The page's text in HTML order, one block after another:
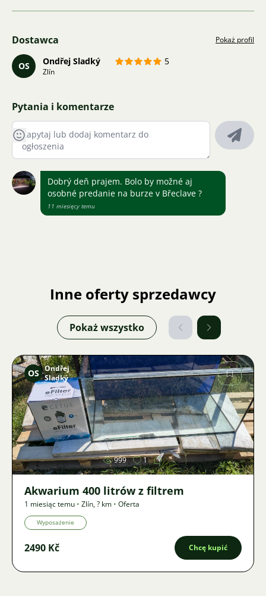
Dostawca Pokaż profil
OS Ondřej Sladký 5
Zlín
Pytania i komentarze
Dobrý deň prajem. Bolo by možné aj
osobné predanie na burze v Břeclave ?
11 miesięcy temu
Inne oferty sprzedawcy
Pokaż wszystko
Zdjęcie
OS Ondřej
Sladký
999 1
Akwarium 400 litrów z filtrem
1 miesiąc temu • Zlín,? km • Oferta
Wyposażenie
2490 Kč Chcę kupić